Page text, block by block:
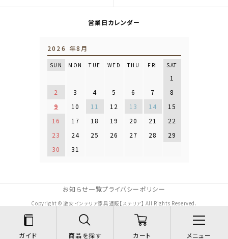
営業日カレンダー
2026 年8月
SUN MON TUE WED THU FRI SAT
1
2
3 4 5 6 7
8
9
10 11 12 13 14
15
16
17 18 19 20 21
22
23
24 25 26 27 28
29
30
31
お知らせ一覧プライバシーポリシー
Copyright © 激安インテリア家具通販【ステリア】 All Rights Reserved.